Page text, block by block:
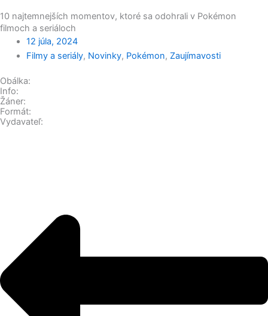
10 najtemnejších momentov, ktoré sa odohrali v Pokémon
filmoch a seriáloch
12 júla, 2024
Filmy a seriály, Novinky, Pokémon, Zaujímavosti
Obálka:
Info:
Žáner:
Formát:
Vydavateľ: